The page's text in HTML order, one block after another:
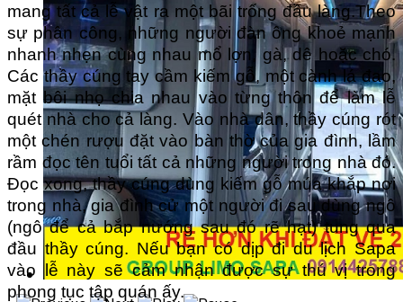
mang tất cả lễ vật ra một bãi trống đầu làng.Theo
sự phân công, những người đàn ông khoẻ mạnh
nhanh nhẹn cùng nhau mổ lợn, gà, dê hoặc chó.
Các thầy cúng tay cầm kiếm gỗ, một cành lá đao,
mặt bôi nhọ chia nhau vào từng thôn để làm lễ
quét nhà cho cả làng. Vào nhà dân, thầy cúng rót
một chén rượu đặt vào bàn thờ của gia đình, lầm
rầm đọc tên tuổi tất cả những người trong nhà đó.
Đọc xong, thầy cúng dùng kiếm gỗ múa khắp nơi
trong nhà, gia đình cử một người đi sau dùng ngô
(ngô để cả bắp nướng sau đó rẽ hạt) tung qua
đầu thầy cúng. Nếu bạn có dịp đi du lịch Sapa
vào lễ này sẽ cảm nhận được sự thú vị trong
phong tục tập quán ấy.